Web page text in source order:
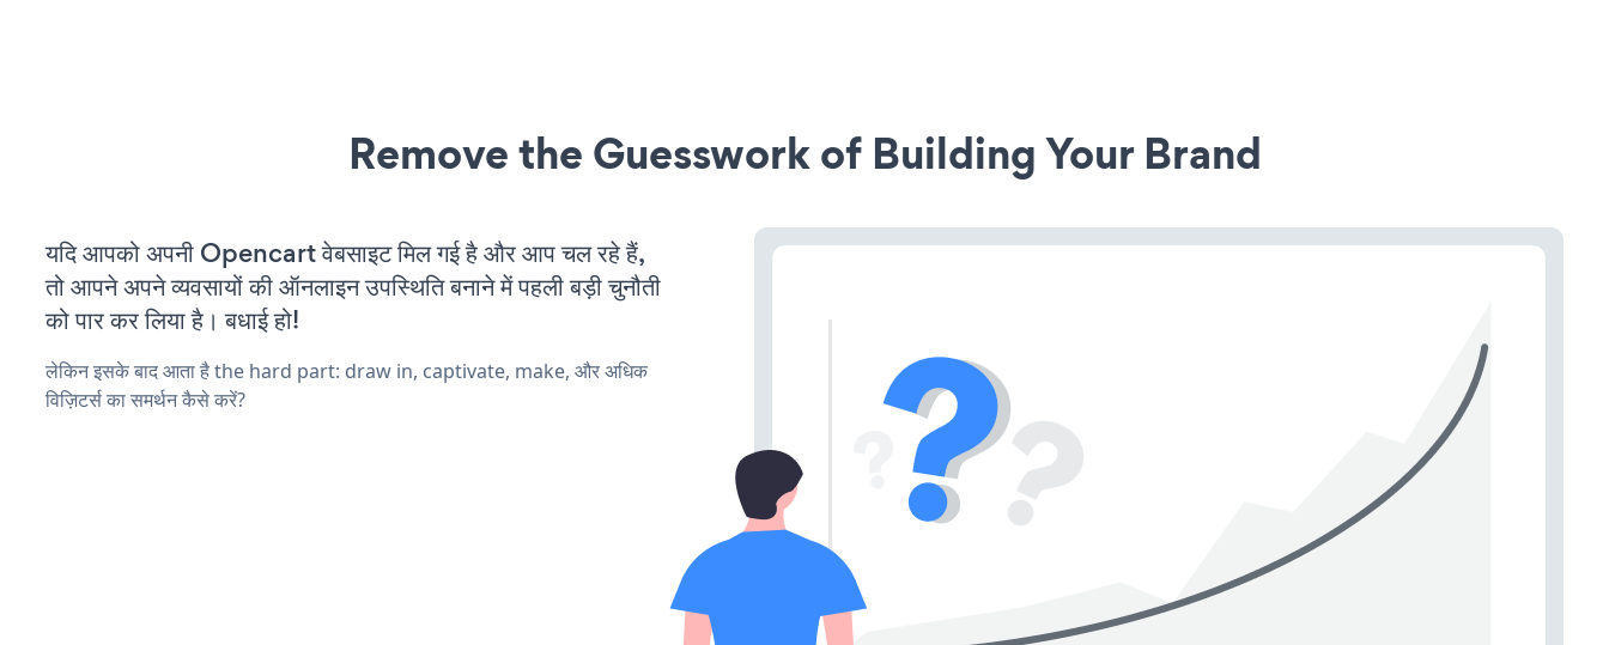
Remove the Guesswork of Building Your Brand
यदि आपको अपनी Opencart वेबसाइट मिल गई है और आप चल रहे हैं,
तो आपने अपने व्यवसायों की ऑनलाइन उपस्थिति बनाने में पहली बड़ी चुनौती
को पार कर लिया है। बधाई हो!
लेकिन इसके बाद आता है the hard part: draw in, captivate, make, और अधिक
विज़िटर्स का समर्थन कैसे करें?